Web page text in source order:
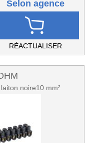
Selon agence
RÉACTUALISER
noire10 mm²